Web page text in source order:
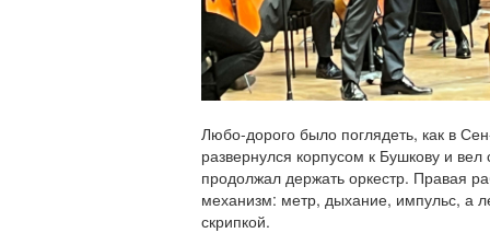
Любо-дорого было поглядеть, как в
развернулся корпусом к Бушкову и
продолжал держать оркестр. Правая
механизм: метр, дыхание, импульс, а
скрипкой.